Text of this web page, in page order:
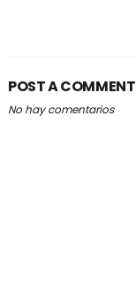
POST A COMMENT
No hay comentarios